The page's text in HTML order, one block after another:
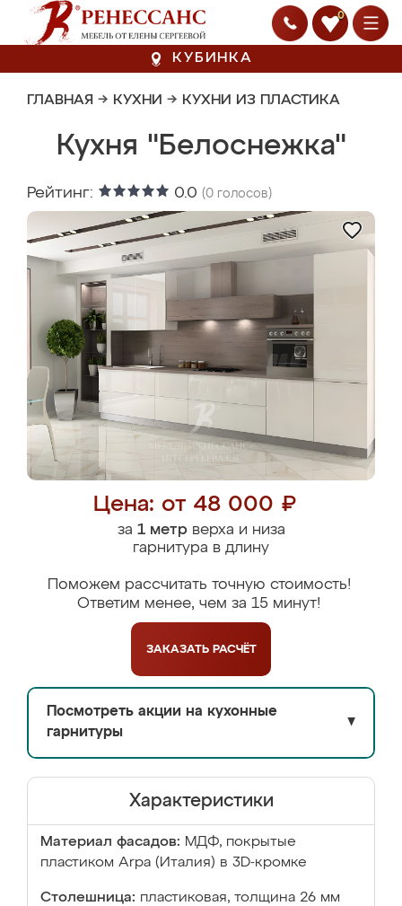
0
КУБИНКА
ГЛАВНАЯ → КУХНИ → КУХНИ ИЗ ПЛАСТИКА
Кухня "Белоснежка"
Рейтинг: 0.0 (0 голосов)
Цена: от 48 000 ₽
за 1 метрверха и низа
гарнитура в длину
Поможем рассчитать точную стоимость!
Ответим менее, чем за 15 минут!
ЗАКАЗАТЬ РАСЧЁТ
Посмотреть акции на кухонные
гарнитуры
▼
Характеристики
Материал фасадов: МДФ, покрытые
пластиком Arpa (Италия) в 3D-кромке
Столешница: пластиковая, толщина 26 мм